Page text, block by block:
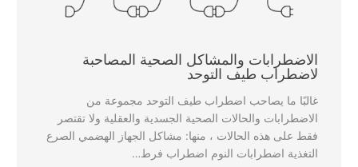
الاضطرابات والمشاكل الصحية المصاحبة
لاضطراب طيف التوحد
غالبًا ما يصاحب اضطراب طيف التوحد مجموعة من
الاضطرابات والحالات الصحية الجسدية والعقلية ولا تقتصر
فقط على هذه الحالات ، منها: مشاكل الجهاز الهضمي الصرع
التغذية اضطرابات النوم اضطراب فرط…